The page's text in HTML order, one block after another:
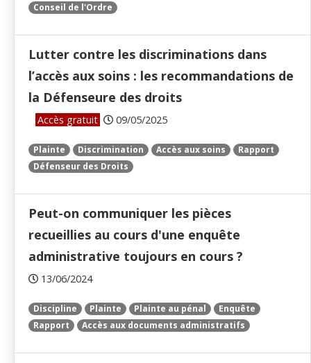
Conseil de l'Ordre
Lutter contre les discriminations dans
l’accès aux soins : les recommandations de
la Défenseure des droits
Accès gratuit 09/05/2025
Plainte Discrimination Accès aux soins
Rapport
Défenseur des Droits
Peut-on communiquer les pièces
recueillies au cours d'une enquête
administrative toujours en cours ?
13/06/2024
Discipline Plainte Plainte au pénal
Enquête
Rapport
Accès aux documents administratifs